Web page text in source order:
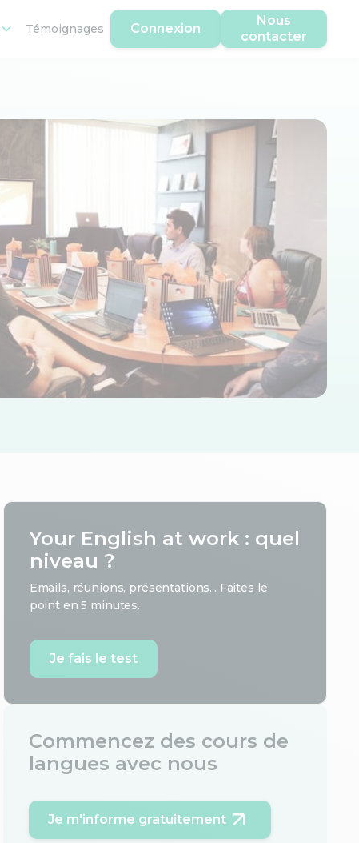
Témoignages Connexion
Nous
contacter
Your English at work : quel
niveau ?
Emails, réunions, présentations... Faites le
point en 5 minutes.
Je fais le test
Commencez des cours de
langues avec nous
Je m'informe gratuitement